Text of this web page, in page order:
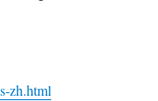
zh.html